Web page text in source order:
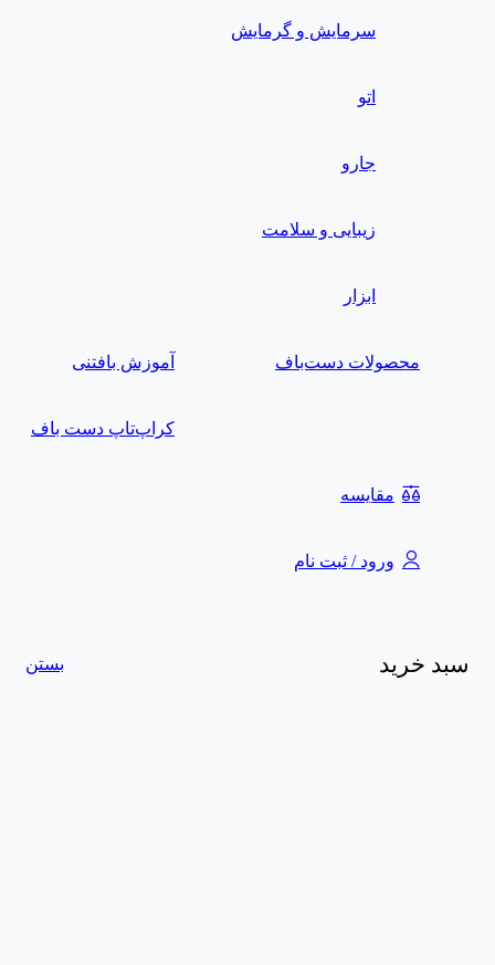
سرمایش و گرمایش
اتو
جارو
زیبایی و سلامت
ابزار
محصولات دست‌باف آموزش بافتنی
کراپ‌تاپ دست باف
مقایسه
ورود / ثبت نام
سبد خرید بستن